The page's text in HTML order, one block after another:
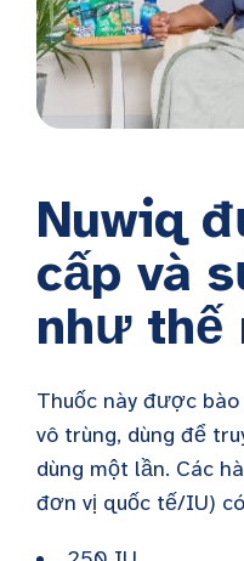
Nuwiq
cấp và
như thế
Thuốc này được
vô trùng, dùng để
dùng một lần. Các
đơn vị quốc tế/IU)